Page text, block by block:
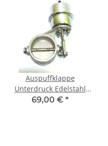
Auspuffklappe
Unterdruck Edelstahl
70mm 2,75"
69,00 € *